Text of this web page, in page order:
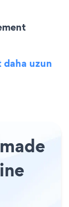
daha uzun